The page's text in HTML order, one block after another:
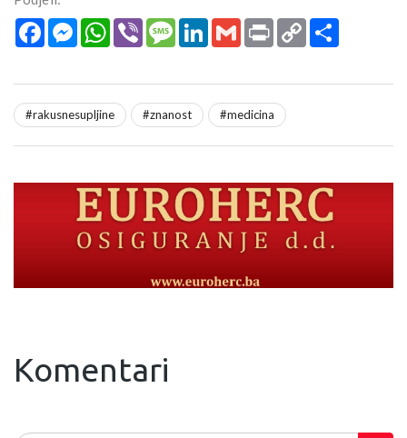
FacebookMessengerWhatsApp
Viber MessageLinkedInGmail Print Copy
Link
#rakusnesupljine #znanost #medicina
Komentari